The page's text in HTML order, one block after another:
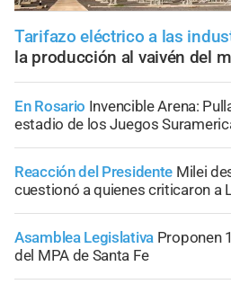
Tarifazo eléctrico a las
la producción al vaivén del
En Rosario Invencible Arena:
estadio de los Juegos
Reacción del Presidente Milei
cuestionó a quienes criticaron a
Asamblea Legislativa Proponen
del MPA de Santa Fe